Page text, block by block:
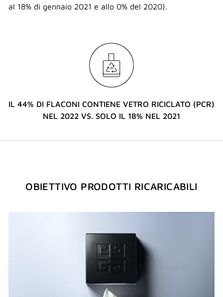
al 18% di gennaio 2021 e allo 0% del 2020).
IL 44% DI FLACONI CONTIENE VETRO RICICLATO (PCR)
NEL 2022 VS. SOLO IL 18% NEL 2021
OBIETTIVO PRODOTTI RICARICABILI